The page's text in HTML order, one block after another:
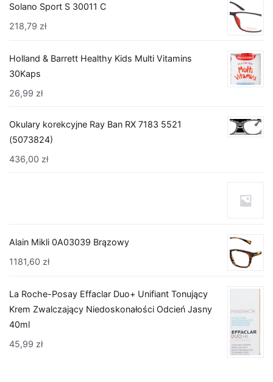
Solano Sport S 30011 C
218,79 zł
Holland & Barrett Healthy Kids Multi Vitamins
30Kaps
26,99 zł
Okulary korekcyjne Ray Ban RX 7183 5521
(5073824)
436,00 zł
Alain Mikli 0A03039 Brązowy
1181,60 zł
La Roche-Posay Effaclar Duo+ Unifiant Tonujący
Krem Zwalczający Niedoskonałości Odcień Jasny
40ml
45,99 zł